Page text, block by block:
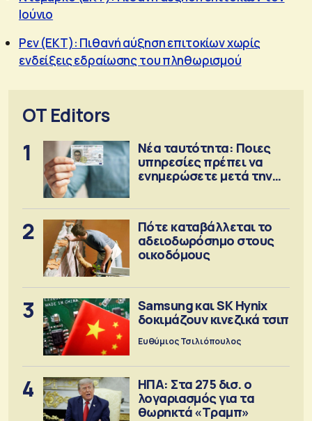
Ιούνιο
Ρεν (ΕΚΤ): Πιθανή αύξηση επιτοκίων χωρίς
ενδείξεις εδραίωσης του πληθωρισμού
OT Editors
1
Νέα ταυτότητα: Ποιες
υπηρεσίες πρέπει να
ενημερώσετε μετά την
2
Πότε καταβάλλεται το
αδειοδωρόσημο στους
οικοδόμους
3
Samsung και SK Hynix
δοκιμάζουν κινεζικά τσιπ
Ευθύμιος Τσιλιόπουλος
4
ΗΠΑ: Στα 275 δισ. ο
λογαριασμός για τα
θωρηκτά «Τραμπ»